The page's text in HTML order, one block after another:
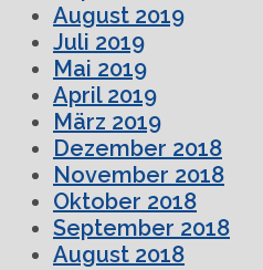
August 2019
Juli 2019
Mai 2019
April 2019
März 2019
Dezember 2018
November 2018
Oktober 2018
September 2018
August 2018